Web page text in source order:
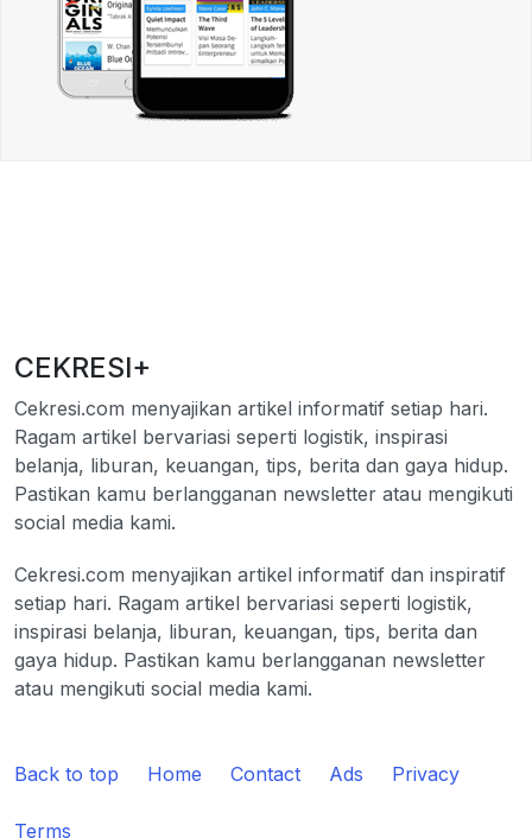
CEKRESI+
Cekresi.com menyajikan artikel informatif setiap hari.
Ragam artikel bervariasi seperti logistik, inspirasi
belanja, liburan, keuangan, tips, berita dan gaya hidup.
Pastikan kamu berlangganan newsletter atau mengikuti
social media kami.
Cekresi.com menyajikan artikel informatif dan inspiratif
setiap hari. Ragam artikel bervariasi seperti logistik,
inspirasi belanja, liburan, keuangan, tips, berita dan
gaya hidup. Pastikan kamu berlangganan newsletter
atau mengikuti social media kami.
Back to top Home Contact Ads Privacy
Terms